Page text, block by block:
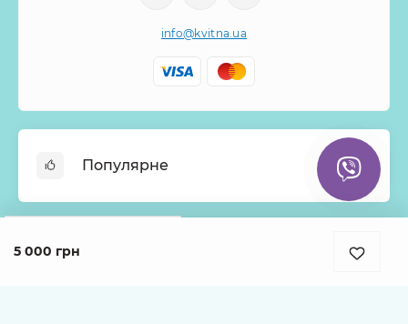
5 000 грн
info@kvitna.ua
Популярне
Онлайн-Вітрина